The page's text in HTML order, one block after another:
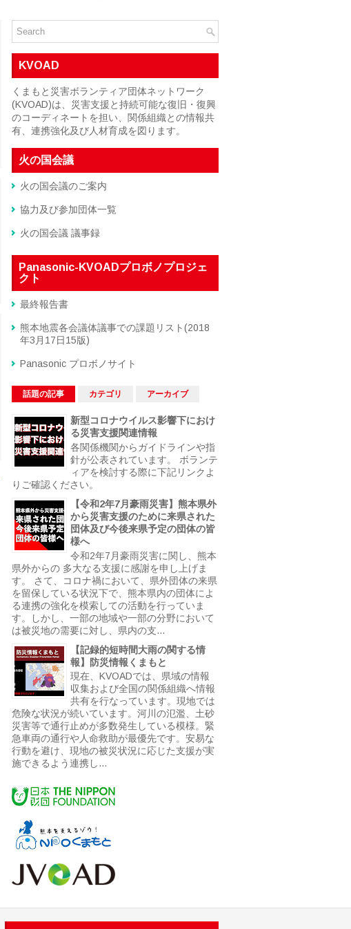
KVOAD
くまもと災害ボランティア団体ネットワーク
(KVOAD)は、災害支援と持続可能な復旧・復興
のコーディネートを担い、関係組織との情報共
有、連携強化及び人材育成を図ります。
火の国会議
火の国会議のご案内
協力及び参加団体一覧
火の国会議 議事録
Panasonic-KVOADプロボノプロジェ
クト
最終報告書
熊本地震各会議体議事での課題リスト(2018
年3月17日15版)
Panasonic プロボノサイト
話題の記事 カテゴリ アーカイブ
新型コロナウイルス影響下におけ
る災害支援関連情報
各関係機関からガイドラインや指
針が公表されています。 ボランテ
ィアを検討する際に下記リンクよ
りご確認ください。
【令和2年7月豪雨災害】熊本県外
から災害支援のために来県された
団体及び今後来県予定の団体の皆
様へ
令和2年7月豪雨災害に関し、熊本
県外からの 多大なる支援に感謝を申し上げま
す。 さて、コロナ禍において、県外団体の来県
を留保している状況下で、熊本県内の団体によ
る連携の強化を模索しての活動を行っていま
す。しかし、一部の地域や一部の分野において
は被災地の需要に対し、県内の支...
【記録的短時間大雨の関する情
報】防災情報くまもと
現在、KVOADでは、県域の情報
収集および全国の関係組織へ情報
共有を行なっています。現地では
危険な状況が続いています。河川の氾濫、土砂
災害等で通行止めが多数発生している模様。緊
急車両の通行や人命救助が最優先です。安易な
行動を避け、現地の被災状況に応じた支援が実
施できるよう連携し...